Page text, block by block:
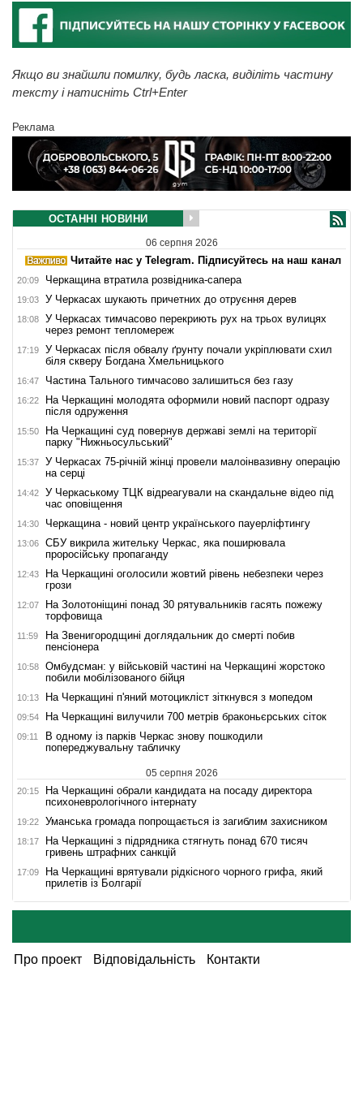
Якщо ви знайшли помилку, будь ласка, виділіть частину
тексту і натисніть Ctrl+Enter
Реклама
ОСТАННІ НОВИНИ
06 серпня 2026
Читайте нас у Telegram. Підписуйтесь на наш канал
20:09 Черкащина втратила розвідника-сапера
19:03 У Черкасах шукають причетних до отруєння дерев
18:08
У Черкасах тимчасово перекриють рух на трьох вулицях
через ремонт тепломереж
17:19
У Черкасах після обвалу ґрунту почали укріплювати схил
біля скверу Богдана Хмельницького
16:47 Частина Тального тимчасово залишиться без газу
16:22
На Черкащині молодята оформили новий паспорт одразу
після одруження
15:50
На Черкащині суд повернув державі землі на території
парку "Нижньосульський"
15:37
У Черкасах 75-річній жінці провели малоінвазивну операцію
на серці
14:42
У Черкаському ТЦК відреагували на скандальне відео під
час оповіщення
14:30 Черкащина - новий центр українського пауерліфтингу
13:06
СБУ викрила жительку Черкас, яка поширювала
проросійську пропаганду
12:43
На Черкащині оголосили жовтий рівень небезпеки через
грози
12:07
На Золотоніщині понад 30 рятувальників гасять пожежу
торфовища
11:59
На Звенигородщині доглядальник до смерті побив
пенсіонера
10:58
Омбудсман: у військовій частині на Черкащині жорстоко
побили мобілізованого бійця
10:13 На Черкащині п'яний мотоцикліст зіткнувся з мопедом
09:54 На Черкащині вилучили 700 метрів браконьєрських сіток
09:11
В одному із парків Черкас знову пошкодили
попереджувальну табличку
05 серпня 2026
20:15
На Черкащині обрали кандидата на посаду директора
психоневрологічного інтернату
19:22 Уманська громада попрощається із загиблим захисником
18:17
На Черкащині з підрядника стягнуть понад 670 тисяч
гривень штрафних санкцій
17:09
На Черкащині врятували рідкісного чорного грифа, який
прилетів із Болгарії
Про проект Відповідальність Контакти